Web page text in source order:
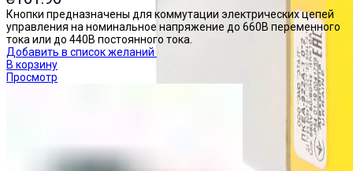
Кнопки предназначены для коммутации электрических цепей
управления на номинальное напряжение до 660В переменного
тока или до 440В постоянного тока.
Добавить в список желаний
В корзину
Просмотр